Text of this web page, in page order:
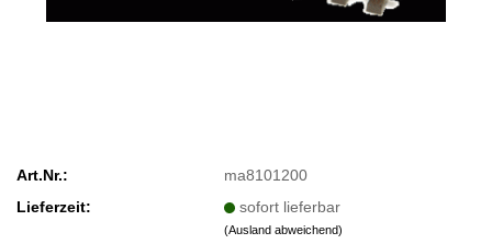
Art.Nr.:
ma8101200
Lieferzeit:
sofort lieferbar
(Ausland abweichend)